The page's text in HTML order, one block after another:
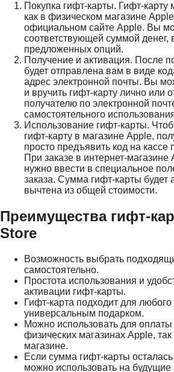
Покупка гифт-карты. Гифт-карту
как в физическом магазине
официальном сайте Apple. Вы
соответствующей суммой денег,
предложенных опций.
Получение и активация. После
будет отправлена вам в виде
адрес электронной почты. Вы
и вручить гифт-карту лично или
получателю по электронной
самостоятельного
Использование гифт-карты.
гифт-карту в магазине Apple,
просто предъявить код на кассе
При заказе в интернет-магазине
нужно ввести в специальное
заказа. Сумма гифт-карты будет
вычтена из общей стоимости.
Преимущества гифт-
Store
Возможность выбрать
самостоятельно.
Простота использования и
активации гифт-карты.
Гифт-карта подходит для любого
универсальным подарком.
Можно использовать для оплаты
физических магазинах Apple, так
магазине.
Если сумма гифт-карты
можно использовать на будущие